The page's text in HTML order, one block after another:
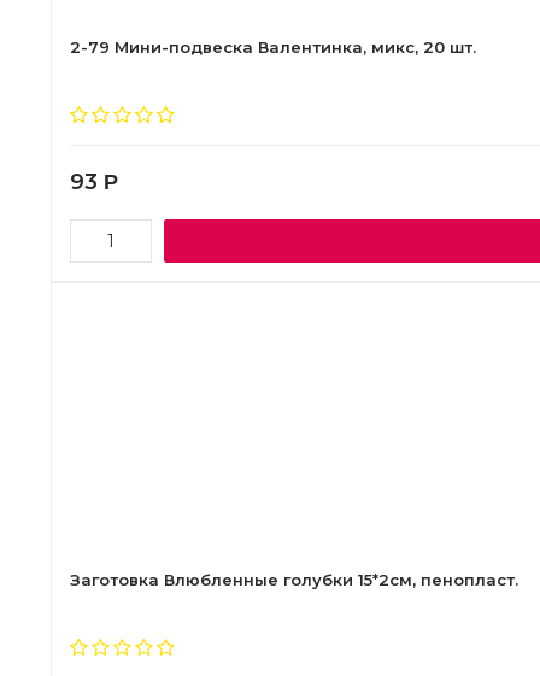
2-79 Мини-подвеска Валентинка, микс, 20 шт.
93 Р
Заготовка Влюбленные голубки 15*2см, пенопласт.